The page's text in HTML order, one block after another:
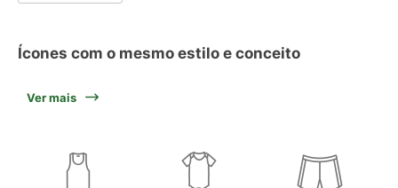
Ícones com o mesmo estilo e conceito
Ver mais